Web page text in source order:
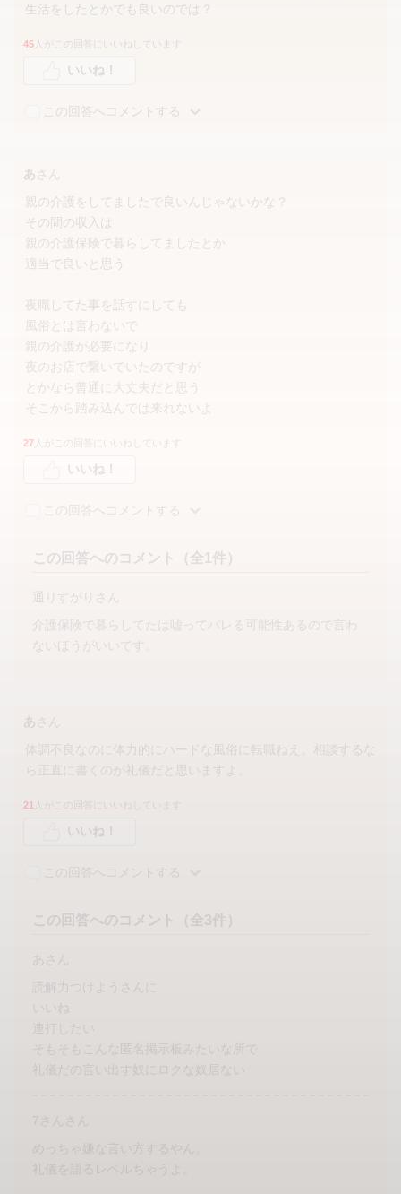
生活をしたとかでも良いのでは？
45 人がこの回答にいいねしています
いいね！
この回答へコメントする
あ さん
親の介護をしてましたで良いんじゃないかな？
その間の収入は
親の介護保険で暮らしてましたとか
適当で良いと思う
夜職してた事を話すにしても
風俗とは言わないで
親の介護が必要になり
夜のお店で繋いでいたのですが
とかなら普通に大丈夫だと思う
そこから踏み込んでは来れないよ
27 人がこの回答にいいねしています
いいね！
この回答へコメントする
この回答へのコメント（全1件）
通りすがりさん
介護保険で暮らしてたは嘘ってバレる可能性あるので言わ
ないほうがいいです。
あ さん
体調不良なのに体力的にハードな風俗に転職ねえ。相談するな
ら正直に書くのが礼儀だと思いますよ。
21 人がこの回答にいいねしています
いいね！